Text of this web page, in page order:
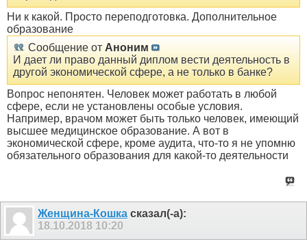
Ни к какой. Просто переподготовка. Дополнительное
образование
Сообщение от Аноним
И дает ли право данный диплом вести деятельность в
другой экономической сфере, а не только в банке?
Вопрос непонятен. Человек может работать в любой
сфере, если не установлены особые условия.
Например, врачом может быть только человек, имеющий
высшее медицинское образование. А вот в
экономической сфере, кроме аудита, что-то я не упомню
обязательного образования для какой-то деятельности
Женщина-Кошка сказал(-а):
18.10.2018 10:20